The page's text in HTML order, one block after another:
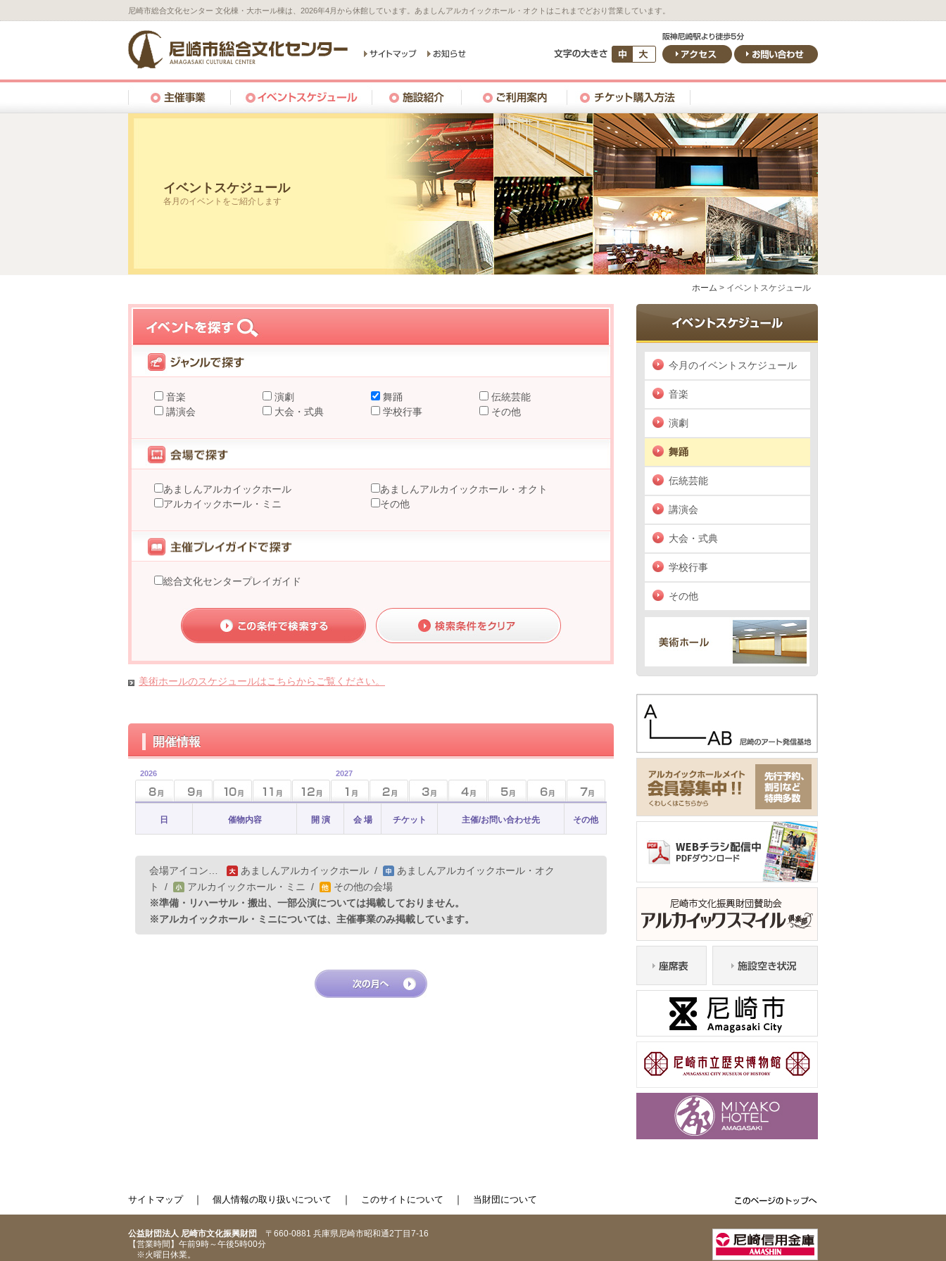
尼崎市総合文化センター 文化棟・大ホール棟は、2026年4月から休館しています。あましんアルカイックホール・オクトはこれまでどおり営業しています。
イベントスケジュール
各月のイベントをご紹介します
ホーム > イベントスケジュール
音楽 演劇 舞踊
伝統芸能
講演会
大会・式典 学校行事 その他
あましんアルカイックホール
あましんアルカイックホール・オクト
アルカイックホール・ミニ
その他
総合文化センタープレイガイド
美術ホールのスケジュールはこちらからご覧ください。
開催情報
2026 2027
日 催物内容 開 演 会 場 チケット 主催/お問い合わせ先 その他
会場アイコン… あましんアルカイックホール /
あましんアルカイックホール・オク
ト
/ アルカイックホール・ミニ /
その他の会場
※準備・リハーサル・搬出、一部公演については掲載しておりません。
※アルカイックホール・ミニについては、主催事業のみ掲載しています。
今月のイベントスケジュール
音楽
演劇
舞踊
伝統芸能
講演会
大会・式典
学校行事
その他
サイトマップ｜ 個人情報の取り扱いについて ｜ このサイトについて ｜ 当財団について
公益財団法人 尼崎市文化振興財団 〒660-0881 兵庫県尼崎市昭和通2丁目7-16
【営業時間】午前9時～午後5時00分
※火曜日休業。